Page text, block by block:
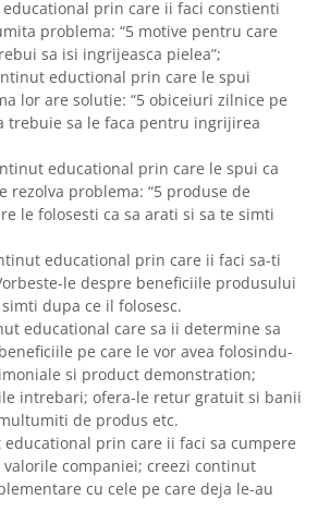
prin care ii faci constienti
problema: “5 motive pentru care
sa isi ingrijeasca pielea”;
eductional prin care le spui
lor are solutie: “5 obiceiuri zilnice pe
trebuie sa le faca pentru ingrijirea
educational prin care le spui ca
rezolva problema: “5 produse de
le folosesti ca sa arati si sa te simti
educational prin care ii faci sa-ti
le despre beneficiile produsului
dupa ce il folosesc.
educational care sa ii determine sa
pe care le vor avea folosindu-
si product demonstration;
intrebari; ofera-le retur gratuit si banii
de produs etc.
educational prin care ii faci sa cumpere
companiei; creezi continut
cu cele pe care deja le-au